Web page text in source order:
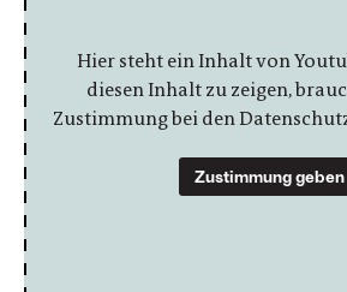
Hier steht ein Inhalt von
diesen Inhalt zu zeigen,
Zustimmung bei den
Zustimmung geben